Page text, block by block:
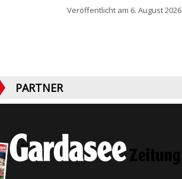
Veröffentlicht am 6. August 2026
PARTNER